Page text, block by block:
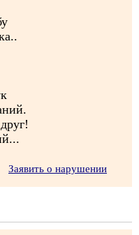
Заявить о нарушении